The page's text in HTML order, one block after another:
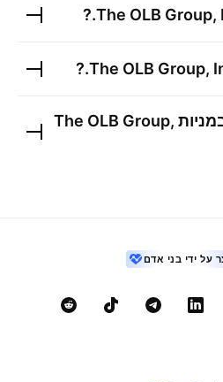
The OLB Group,
?
The OLB Group,
?
The OLB Group,
על ידי בני אדם